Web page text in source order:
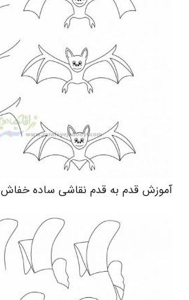
آموزش قدم به قدم نقاشی ساده خفاش